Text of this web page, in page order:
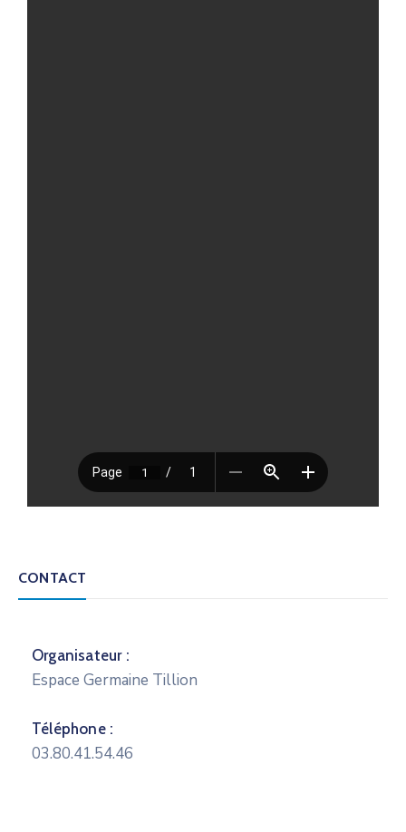
CONTACT
Organisateur :
Espace Germaine Tillion
Téléphone :
03.80.41.54.46